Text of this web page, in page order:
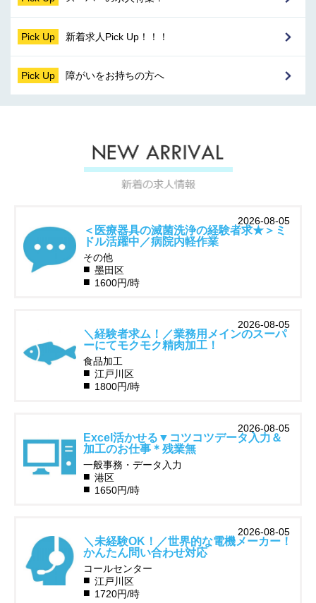
Pick Up 新着求人Pick Up！！！
Pick Up 障がいをお持ちの方へ
2026-08-05
＜医療器具の滅菌洗浄の経験者求★＞ミ
ドル活躍中／病院内軽作業
その他
墨田区
1600円/時
2026-08-05
＼経験者求ム！／業務用メインのスーパ
ーにてモクモク精肉加工！
食品加工
江戸川区
1800円/時
2026-08-05
Excel活かせる▼コツコツデータ入力＆
加工のお仕事＊残業無
一般事務・データ入力
港区
1650円/時
2026-08-05
＼未経験OK！／世界的な電機メーカー！
かんたん問い合わせ対応
コールセンター
江戸川区
1720円/時